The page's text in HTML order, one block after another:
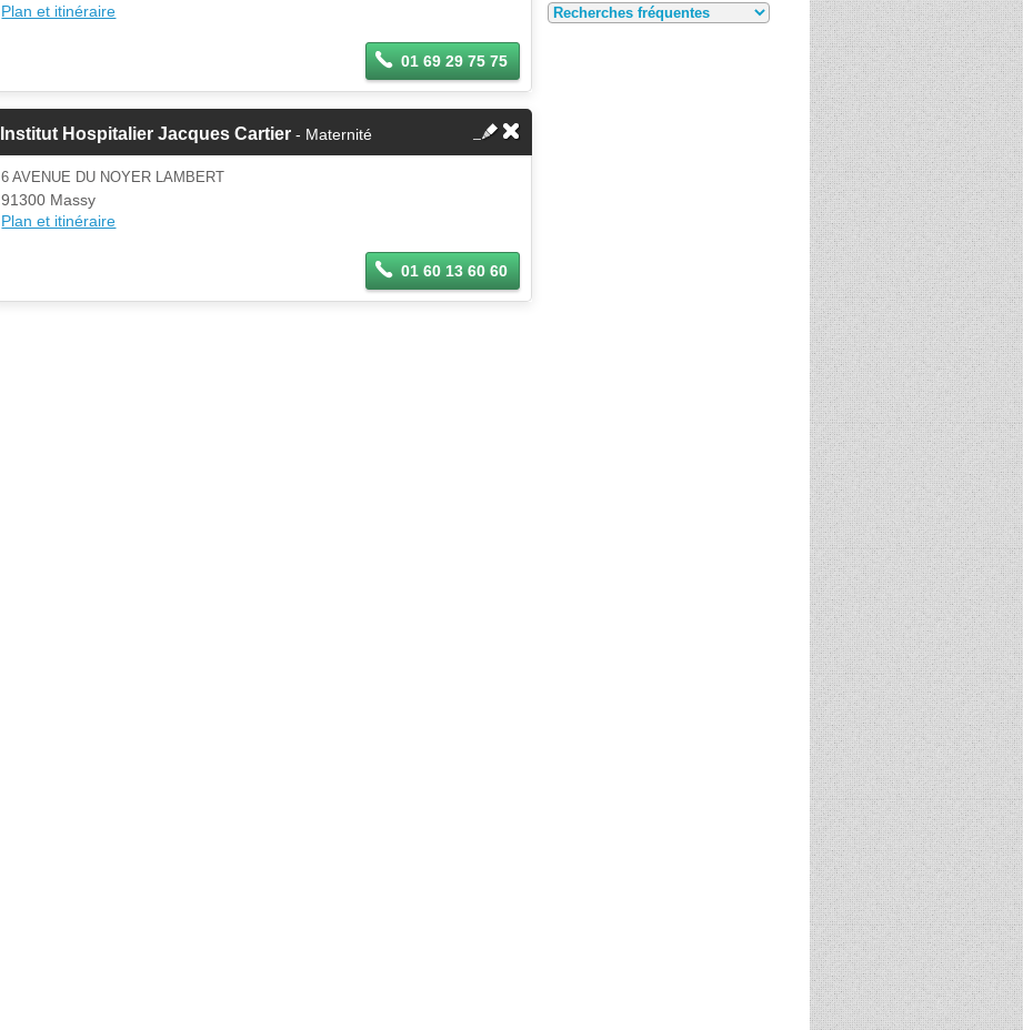
Plan et itinéraire
01 69 29 75 75
Institut Hospitalier Jacques Cartier - Maternité
6 AVENUE DU NOYER LAMBERT
91300 Massy
Plan et itinéraire
01 60 13 60 60